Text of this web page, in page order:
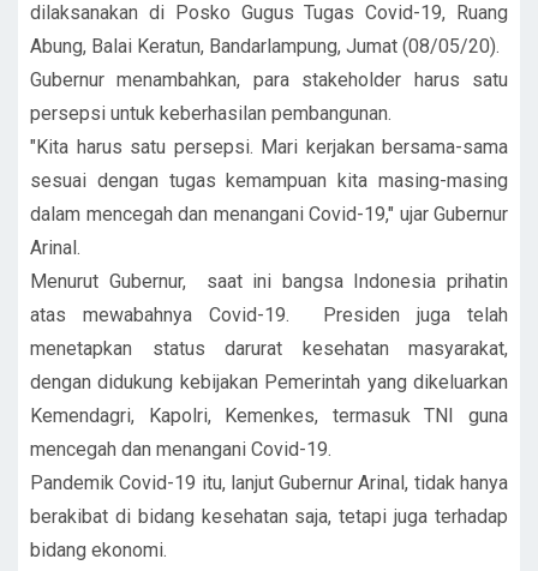
dilaksanakan di Posko Gugus Tugas Covid-19, Ruang
Abung, Balai Keratun, Bandarlampung, Jumat (08/05/20).
Gubernur menambahkan, para stakeholder harus satu
persepsi untuk keberhasilan pembangunan.
"Kita harus satu persepsi. Mari kerjakan bersama-sama
sesuai dengan tugas kemampuan kita masing-masing
dalam mencegah dan menangani Covid-19," ujar Gubernur
Arinal.
Menurut Gubernur, saat ini bangsa Indonesia prihatin
atas mewabahnya Covid-19. Presiden juga telah
menetapkan status darurat kesehatan masyarakat,
dengan didukung kebijakan Pemerintah yang dikeluarkan
Kemendagri, Kapolri, Kemenkes, termasuk TNI guna
mencegah dan menangani Covid-19.
Pandemik Covid-19 itu, lanjut Gubernur Arinal, tidak hanya
berakibat di bidang kesehatan saja, tetapi juga terhadap
bidang ekonomi.